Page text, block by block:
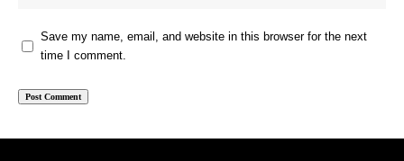
Save my name, email, and website in this browser for the next
time I comment.